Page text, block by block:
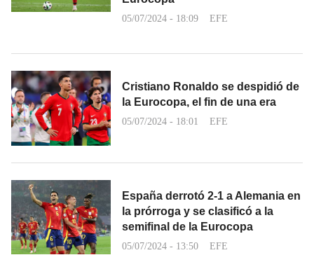
05/07/2024 - 18:09 EFE
Cristiano Ronaldo se despidió de
la Eurocopa, el fin de una era
05/07/2024 - 18:01 EFE
España derrotó 2-1 a Alemania en
la prórroga y se clasificó a la
semifinal de la Eurocopa
05/07/2024 - 13:50 EFE